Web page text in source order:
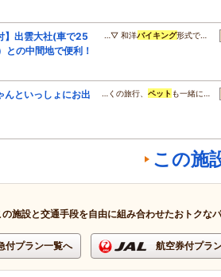
】出雲大社(車で25
の中間地で便利！
…▽ 和洋バイキング形式で…
んといっしょにお出
…くの旅行、 ペット も一緒に…
この施
の施設と交通手段を自由に組み合わせたおトクな
付プラン一覧へ 航空券付プラ